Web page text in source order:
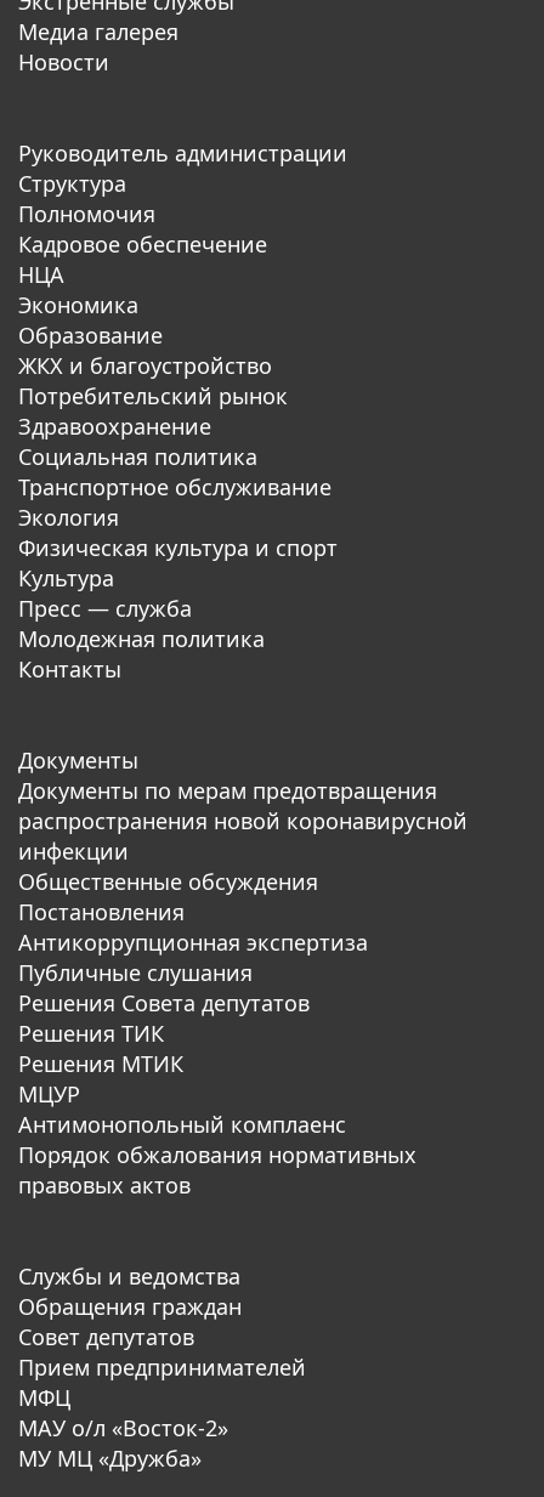
Медиа галерея
Новости
Руководитель администрации
Структура
Полномочия
Кадровое обеспечение
НЦА
Экономика
Образование
ЖКХ и благоустройство
Потребительский рынок
Здравоохранение
Социальная политика
Транспортное обслуживание
Экология
Физическая культура и спорт
Культура
Пресс — служба
Молодежная политика
Контакты
Документы
Документы по мерам предотвращения
распространения новой коронавирусной
инфекции
Общественные обсуждения
Постановления
Антикоррупционная экспертиза
Публичные слушания
Решения Совета депутатов
Решения ТИК
Решения МТИК
МЦУР
Антимонопольный комплаенс
Порядок обжалования нормативных
правовых актов
Службы и ведомства
Обращения граждан
Совет депутатов
Прием предпринимателей
МФЦ
МАУ о/л «Восток-2»
МУ МЦ «Дружба»